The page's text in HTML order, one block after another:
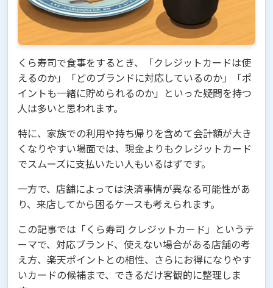
くら寿司で食事をするとき、「クレジットカードは使
えるのか」「どのブランドに対応しているのか」「ポ
イントも一緒に貯められるのか」といった疑問を持つ
人は多いと思われます。
特に、家族での利用や持ち帰りを含めて会計額が大き
くなりやすい場面では、現金よりもクレジットカード
でスムーズに支払いたい人もいるはずです。
一方で、店舗によっては決済事情が異なる可能性があ
り、来店してから困るケースも考えられます。
この記事では「くら寿司 クレジットカード」というテ
ーマで、対応ブランド、使えない場合がある店舗の考
え方、楽天ポイントとの相性、さらにお得になりやす
いカードの候補まで、できるだけ客観的に整理しま